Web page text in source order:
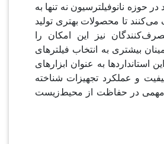
نانوفیلترسیون نه تنها به
تا محصولات بهتری تولید
نیز این امکان را
به انتخاب فیلترهای
به عنوان ابزارهای
عملکرد تجهیزات شناخته
حفاظت از محیط‌زیست